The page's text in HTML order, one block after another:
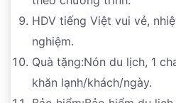
HDV tiếng Việt vui vẻ,
nghiệm.
Quà tặng:Nón du lịch, 1
khăn lạnh/khách/ngày.